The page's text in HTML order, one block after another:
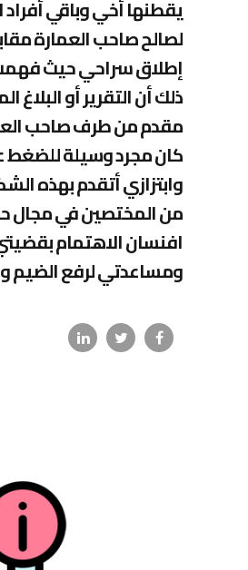
يقطنها أخي وباقي
لصالح صاحب العمارة
إطلاق سراحي حيث
ذلك أن التقرير أو
مقدم من طرف صاحب
كان مجرد وسيلة للضغط
وابتزازي أتقدم بهذه
من المختصين في مجال
افنسان الاهتمام
ومساعدتي لرفع الضيم